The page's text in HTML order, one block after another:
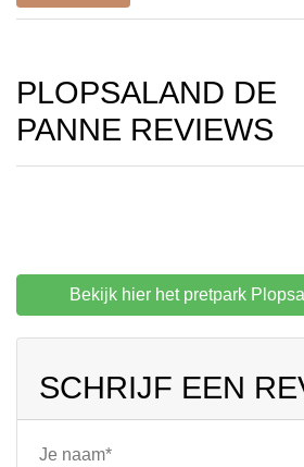
PLOPSALAND DE
PANNE REVIEWS
Bekijk hier het pretpark
SCHRIJF EEN
Je naam*